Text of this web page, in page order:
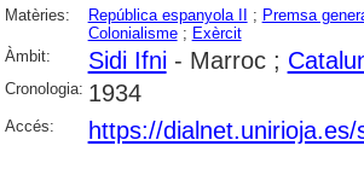
Matèries: República espanyola II ; Premsa
Colonialisme; Exèrcit
Àmbit:
Sidi Ifni- Marroc ;
Cronologia: 1934
Accés: https://